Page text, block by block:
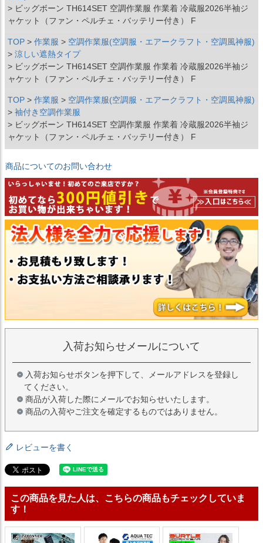
ビッグボーン TH614SET 空調作業服 作業着 冷蔵服2026半袖ジ
ャケット（ファン・ペルチェ・バッテリー付き） F
TOP 作業服
空調作業服(空調服・エアークラフト・空調風神服)
涼しい遮熱タイプ
ビッグボーン TH614SET 空調作業服 作業着 冷蔵服2026半袖ジ
ャケット（ファン・ペルチェ・バッテリー付き） F
TOP 作業服
空調作業服(空調服・エアークラフト・空調風神服)
袖付き空調作業服
ビッグボーン TH614SET 空調作業服 作業着 冷蔵服2026半袖ジ
ャケット（ファン・ペルチェ・バッテリー付き） F
商品についてのお問い合わせ
入荷お知らせメールについて
入荷お知らせボタンを押下して、メールアドレスを登録し
てください。
商品が入荷した際にメールでお知らせいたします。
商品の入荷やご注文を確定するものではありません。
レビューを書く
この商品を見た人は、こちらの商品もチェックしていま
す！